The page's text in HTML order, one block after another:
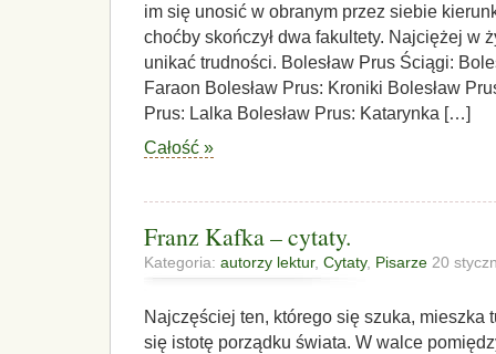
im się unosić w obranym przez siebie
choćby skończył dwa fakultety. Najciężej w
unikać trudności. Bolesław Prus Ściągi:
Faraon Bolesław Prus: Kroniki Bolesław
Prus: Lalka Bolesław Prus: Katarynka […]
Całość »
Franz Kafka – cytaty.
Kategoria: autorzy lektur, Cytaty, Pisarze 20
Najczęściej ten, którego się szuka, mieszka
się istotę porządku świata. W walce